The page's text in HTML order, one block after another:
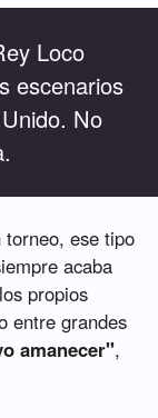
Loco
escenarios
No
ese tipo
acaba
propios
entre grandes
amanecer",